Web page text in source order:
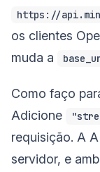
https://
os clientes
muda a
Como faço
Adicione
requisição. A
servidor, e